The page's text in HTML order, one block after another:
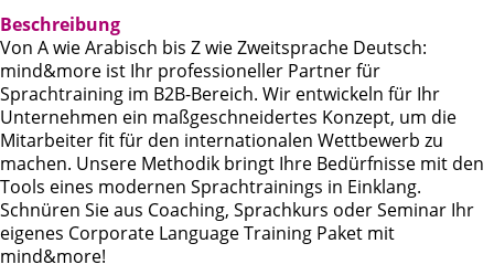
Beschreibung
Von A wie Arabisch bis Z wie Zweitsprache Deutsch:
mind&more ist Ihr professioneller Partner für
Sprachtraining im B2B-Bereich. Wir entwickeln für Ihr
Unternehmen ein maßgeschneidertes Konzept, um die
Mitarbeiter fit für den internationalen Wettbewerb zu
machen. Unsere Methodik bringt Ihre Bedürfnisse mit den
Tools eines modernen Sprachtrainings in Einklang.
Schnüren Sie aus Coaching, Sprachkurs oder Seminar Ihr
eigenes Corporate Language Training Paket mit
mind&more!